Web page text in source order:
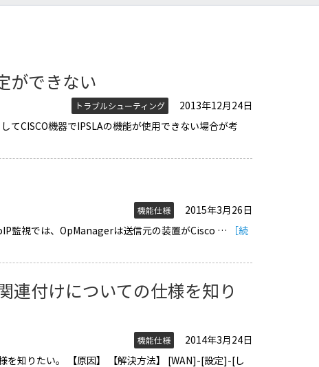
ができない
トラブルシューティング
2013年12月24日
てCISCO機器でIPSLAの機能が使用できない場合が考
機能仕様
2015年3月26日
監視では、OpManagerは送信元の装置がCisco …
［続
連付けについての仕様を知り
機能仕様
2014年3月24日
を知りたい。 【原因】 【解決方法】 [WAN]-[設定]-[し